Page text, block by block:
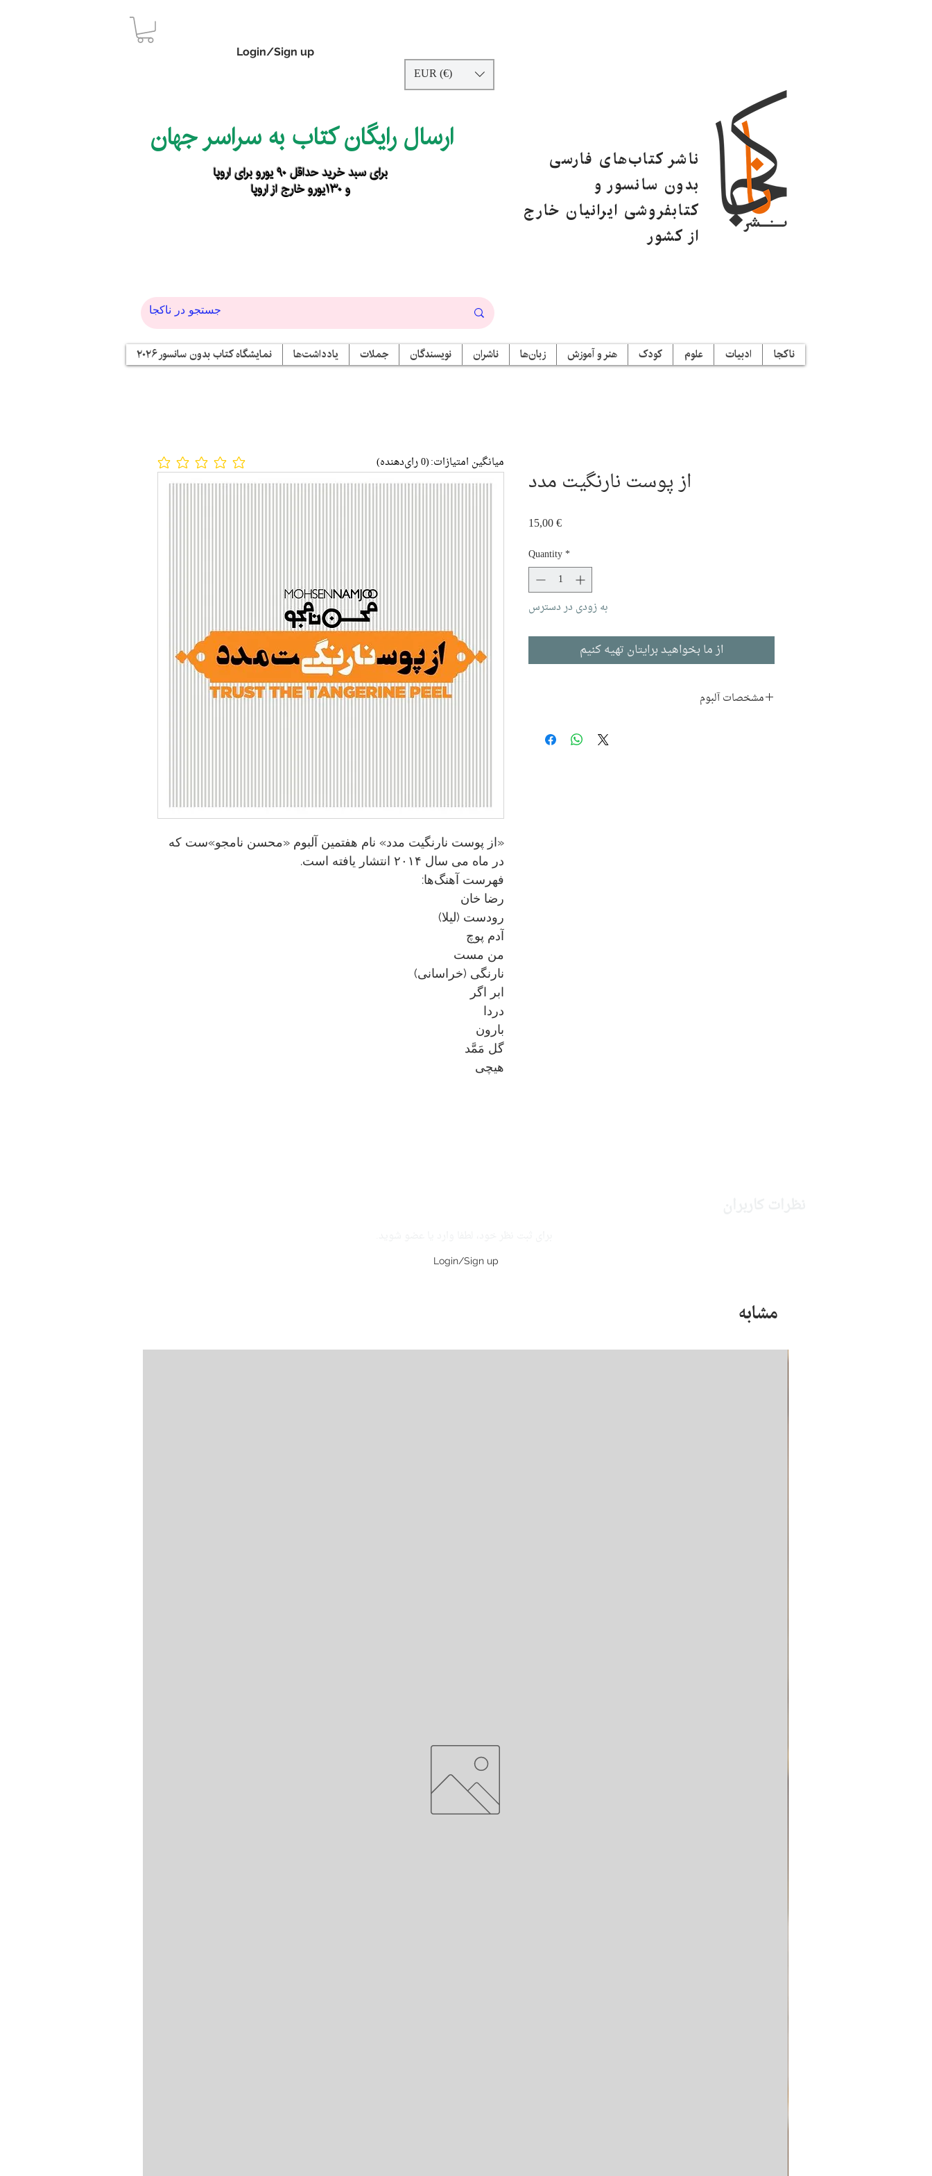
Login/Sign up
EUR (€)
ارسال رایگان کتاب به سراسر جهان
برای سبد خرید حداقل ۹۰ یورو برای اروپا
و ۱۳۰یورو خارج از اروپا
ناشر کتاب‌های فارسی
بدون سانسور و
کتابفروشی ایرانیان خارج
از کشور
ناکجا ادبیات علوم کودک هنر و آموزش زبان‌ها ناشران نویسندگان جملات یادداشت‌ها نمایشگاه کتاب بدون سانسور ۲۰۲۶
«از پوست نارنگیت مدد» نام هفتمین آلبوم «محسن نامجو»ست که
در ماه می سال ۲۰۱۴ انتشار یافته است.
فهرست آهنگ‌ها:
رضا خان
رودست (لیلا)
آدم پوچ
من مست
نارنگی (خراسانی)
ابر اگر
دردا
بارون
گل مَمَّد
هیچی
از پوست نارنگیت مدد
15,00 €Price
Quantity*
به زودی در دسترس
از ما بخواهید برایتان تهیه کنیم
مشخصات آلبوم
No ratings yet میانگین امتیازات:(0 رای‌دهنده)
Login/Sign up
مشابه